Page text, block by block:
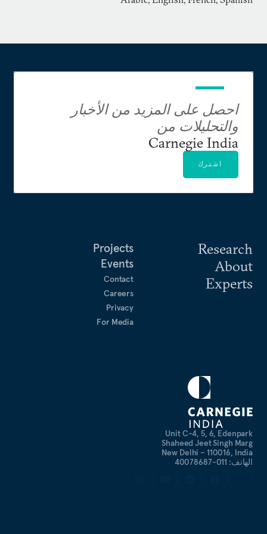
Unit C-4, 5, 6, Edenpark
Shaheed Jeet Singh Marg
New Delhi – 110016, India
الهاتف: 011-40078687
Research
About
Experts
Projects
Events
Contact
Careers
Privacy
For Media
احصل على المزيد من الأخبار
والتحليلات من
Carnegie India
اشترك